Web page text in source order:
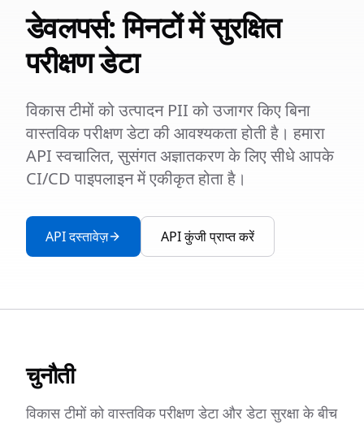
डेवलपर्स: मिनटों में सुरक्षित
परीक्षण डेटा
विकास टीमों को उत्पादन PII को उजागर किए बिना
वास्तविक परीक्षण डेटा की आवश्यकता होती है। हमारा
API स्वचालित, सुसंगत अज्ञातकरण के लिए सीधे आपके
CI/CD पाइपलाइन में एकीकृत होता है।
API दस्तावेज़ API कुंजी प्राप्त करें
चुनौती
विकास टीमों को वास्तविक परीक्षण डेटा और डेटा सुरक्षा के बीच